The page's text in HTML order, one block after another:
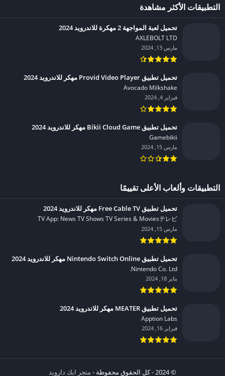
التطبيقات الأكثر مشاهدة
تحميل لعبة المواجهة 2 مهكرة للاندرويد 2024
AXLEBOLT LTD‏
مارس 13, 2024
تحميل تطبيق Provid Video Player مهكر للاندرويد 2024
Avocado Milkshake‏
فبراير 4, 2024
تحميل تطبيق Bikii Cloud Game مهكر للاندرويد 2024
Gamebikii‏
مارس 15, 2024
التطبيقات وألعاب الأعلى تقييمًا
تحميل تطبيق Free Cable TV مهكر للاندرويد 2024
TV App: News TV Shows TV Series & Moviesテレビ‏
مارس 15, 2024
تحميل تطبيق Nintendo Switch Online مهكر للاندرويد 2024
Nintendo Co. Ltd.‏
يناير 18, 2024
تحميل تطبيق MEATER مهكر للاندرويد 2024
Apption Labs‏
فبراير 16, 2024
© 2024 - كل الحقوق محفوظة - متجر ابك دارويد